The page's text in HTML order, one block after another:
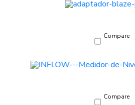
Compare
Compare